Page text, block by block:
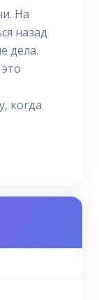
На
назад
дела.
когда